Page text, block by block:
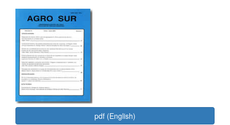
Barra
lateral
del
artículo
pdf (English)